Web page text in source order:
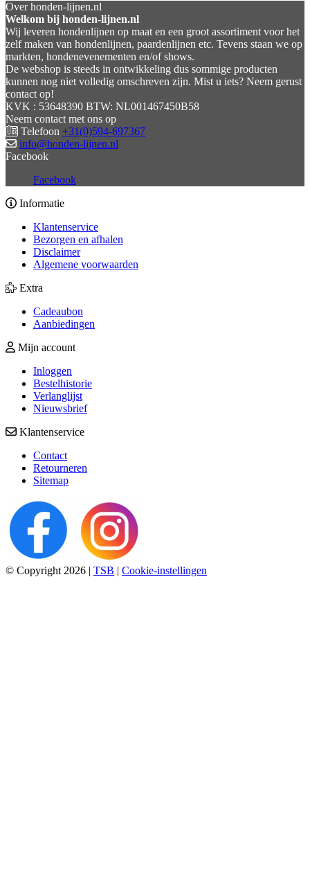
Over honden-lijnen.nl
Welkom bij honden-lijnen.nl
Wij leveren hondenlijnen op maat en een groot assortiment voor het
zelf maken van hondenlijnen, paardenlijnen etc. Tevens staan we op
markten, hondenevenementen en/of shows.
De webshop is steeds in ontwikkeling dus sommige producten
kunnen nog niet volledig omschreven zijn. Mist u iets? Neem gerust
contact op!
KVK : 53648390 BTW: NL001467450B58
Neem contact met ons op
Telefoon +31(0)594-697367
info@honden-lijnen.nl
Facebook
Facebook
Informatie
Klantenservice
Bezorgen en afhalen
Disclaimer
Algemene voorwaarden
Extra
Cadeaubon
Aanbiedingen
Mijn account
Inloggen
Bestelhistorie
Verlanglijst
Nieuwsbrief
Klantenservice
Contact
Retourneren
Sitemap
© Copyright 2026 | TSB | Cookie-instellingen